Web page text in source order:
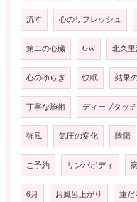
流す 心のリフレッシュ
第二の心臓 GW 北久里
心のゆらぎ 快眠 結果
丁寧な施術 ディープタッチ
強風 気圧の変化 陰陽
ご予約 リンパボディ
6月 お風呂上がり 重だ